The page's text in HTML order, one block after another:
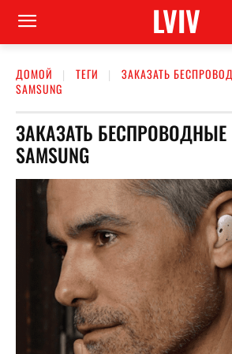
LVIV
ДОМОЙ ТЕГИ
ЗАКАЗАТЬ
SAMSUNG
ЗАКАЗАТЬ
SAMSUNG